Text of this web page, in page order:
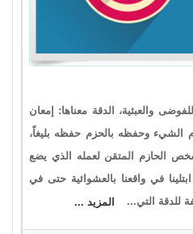
والعبثية، الدقة معناها: إمعان
الشيء وحفظه بالحزم حفظه بليغاً،
الحازم المتقن لعمله الذي يضع
في واقعنا بالعشوائية حتى في
للدقة التي...
المزيد ...